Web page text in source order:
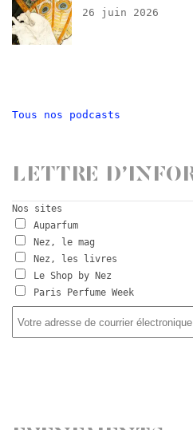
26 juin 2026
Tous nos podcasts
Lettre
Nos sites
Auparfum
Nez, le mag
Nez, les livres
Le Shop by Nez
Paris Perfume Week